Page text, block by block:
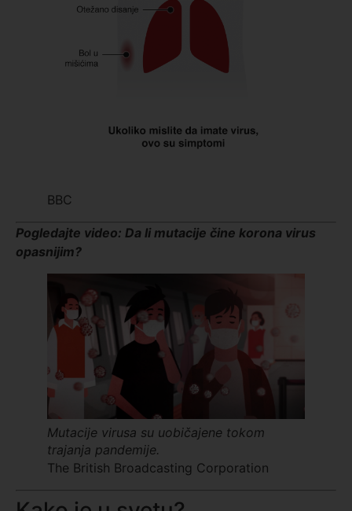
BBC
Pogledajte video: Da li mutacije čine korona virus
opasnijim?
Mutacije virusa su uobičajene tokom
trajanja pandemije.
The British Broadcasting Corporation